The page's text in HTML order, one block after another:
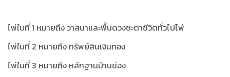
ไพ่ใบที่ 1 หมายถึง วาสนาและพื้นดวงชะตาชีวิตทั่วไปไพ่
ไพ่ใบที่ 2 หมายถึง ทรัพย์สินเงินทอง
ไพ่ใบที่ 3 หมายถึง หลักฐานบ้านช่อง